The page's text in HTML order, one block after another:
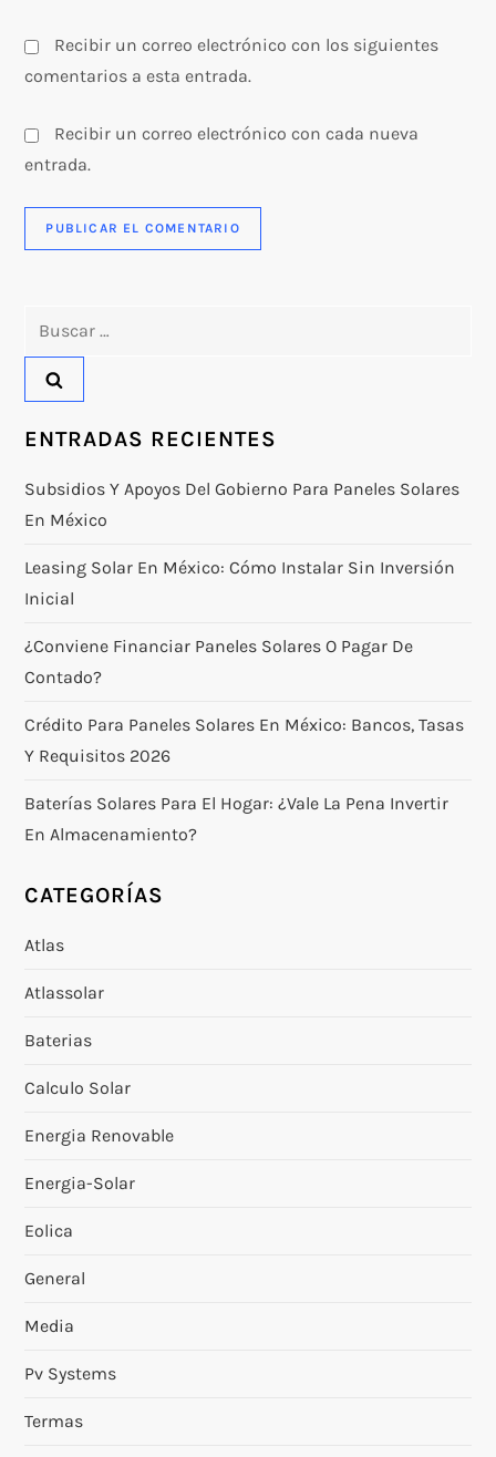
Recibir un correo electrónico con los siguientes
comentarios a esta entrada.
Recibir un correo electrónico con cada nueva
entrada.
ENTRADAS RECIENTES
Subsidios Y Apoyos Del Gobierno Para Paneles Solares
En México
Leasing Solar En México: Cómo Instalar Sin Inversión
Inicial
¿Conviene Financiar Paneles Solares O Pagar De
Contado?
Crédito Para Paneles Solares En México: Bancos, Tasas
Y Requisitos 2026
Baterías Solares Para El Hogar: ¿vale La Pena Invertir
En Almacenamiento?
CATEGORÍAS
Atlas
Atlassolar
Baterias
Calculo Solar
Energia Renovable
Energia-Solar
Eolica
General
Media
Pv Systems
Termas